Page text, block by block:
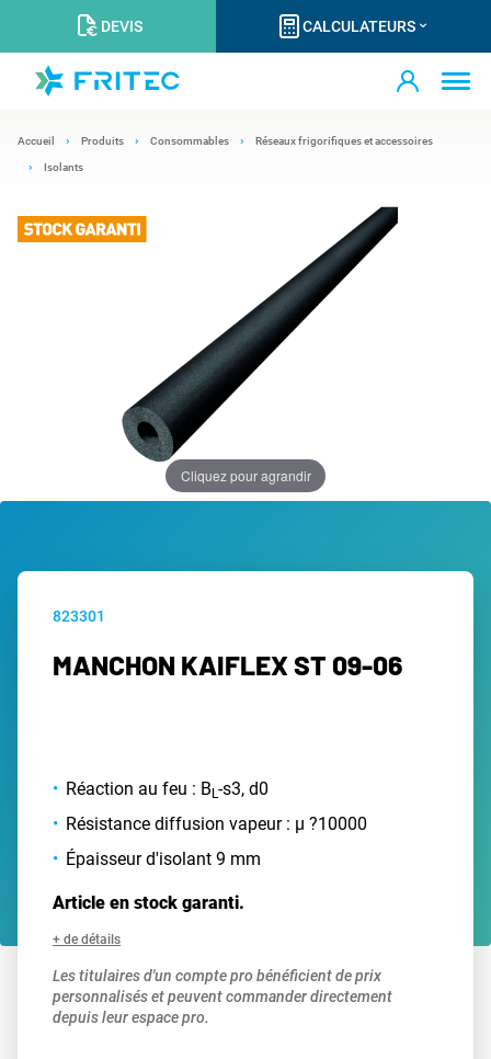
DEVIS CALCULATEURS
Accueil Produits Consommables Réseaux frigorifiques et accessoires
Isolants
Cliquez pour agrandir
823301
MANCHON KAIFLEX ST 09-06
Réaction au feu : B L-s3, d0
Résistance diffusion vapeur : µ ?10000
Épaisseur d'isolant 9 mm
Article en stock garanti.
+ de détails
Les titulaires d'un compte pro bénéficient de prix
personnalisés et peuvent commander directement
depuis leur espace pro.